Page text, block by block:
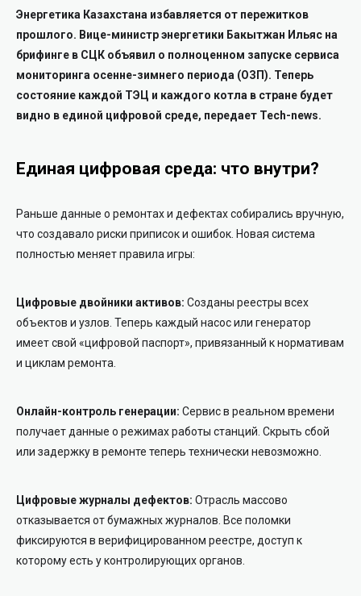
Энергетика Казахстана избавляется от пережитков
прошлого. Вице-министр энергетики Бакытжан Ильяс на
брифинге в СЦК объявил о полноценном запуске сервиса
мониторинга осенне-зимнего периода (ОЗП). Теперь
состояние каждой ТЭЦ и каждого котла в стране будет
видно в единой цифровой среде, передает Tech-news.
Единая цифровая среда: что внутри?
Раньше данные о ремонтах и дефектах собирались вручную,
что создавало риски приписок и ошибок. Новая система
полностью меняет правила игры:
Цифровые двойники активов: Созданы реестры всех
объектов и узлов. Теперь каждый насос или генератор
имеет свой «цифровой паспорт», привязанный к нормативам
и циклам ремонта.
Онлайн-контроль генерации: Сервис в реальном времени
получает данные о режимах работы станций. Скрыть сбой
или задержку в ремонте теперь технически невозможно.
Цифровые журналы дефектов: Отрасль массово
отказывается от бумажных журналов. Все поломки
фиксируются в верифицированном реестре, доступ к
которому есть у контролирующих органов.